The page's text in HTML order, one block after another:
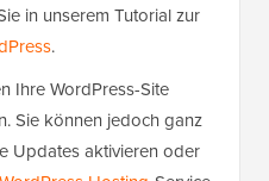
in unserem Tutorial zur
.
Ihre WordPress-Site
Sie können jedoch ganz
Updates aktivieren oder